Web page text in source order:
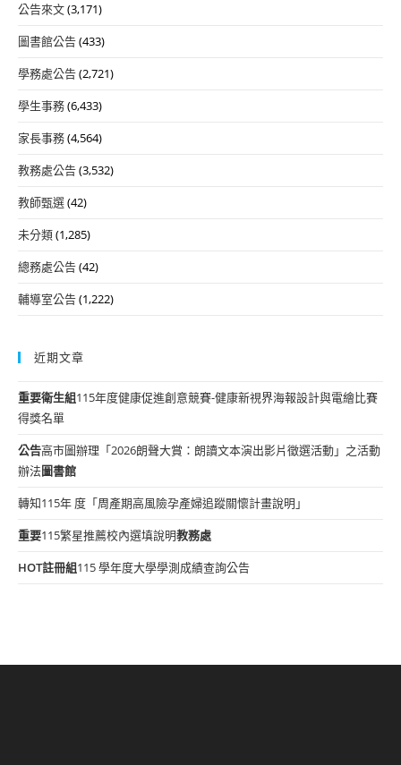
公告來文(3,171)
圖書館公告(433)
學務處公告(2,721)
學生事務(6,433)
家長事務(4,564)
教務處公告(3,532)
教師甄選(42)
未分類(1,285)
總務處公告(42)
輔導室公告(1,222)
近期文章
重要衛生組115年度健康促進創意競賽-健康新視界海報設計與電繪比賽
得獎名單
公告高市圖辦理「2026朗聲大賞：朗讀文本演出影片徵選活動」之活動
辦法圖書館
轉知115年 度「周產期高風險孕產婦追蹤關懷計畫說明」
重要115繁星推薦校內選填說明教務處
HOT註冊組115 學年度大學學測成績查詢公告